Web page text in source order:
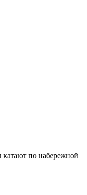
и
катают по набережной